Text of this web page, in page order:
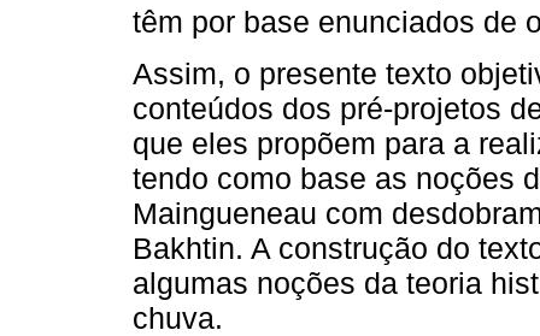
têm por base enunciados de
Assim, o presente texto
conteúdos dos pré-projetos
que eles propõem para a
tendo como base as noções
Maingueneau com
Bakhtin. A construção do
algumas noções da teoria
chuva.